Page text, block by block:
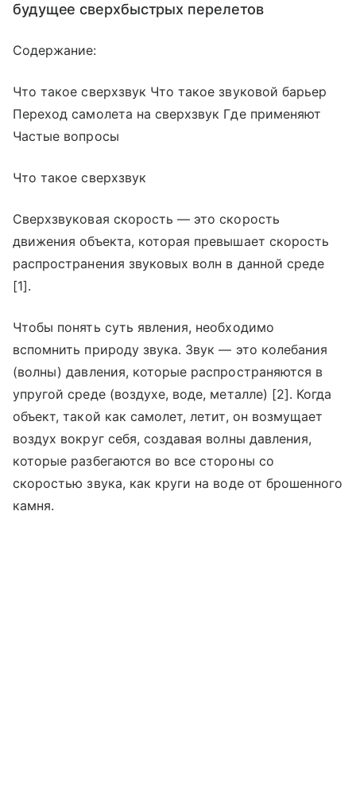
будущее сверхбыстрых перелетов
Содержание:
Что такое сверхзвук Что такое звуковой барьер
Переход самолета на сверхзвук Где применяют
Частые вопросы
Что такое сверхзвук
Сверхзвуковая скорость — это скорость
движения объекта, которая превышает скорость
распространения звуковых волн в данной среде
[1].
Чтобы понять суть явления, необходимо
вспомнить природу звука. Звук — это колебания
(волны) давления, которые распространяются в
упругой среде (воздухе, воде, металле) [2]. Когда
объект, такой как самолет, летит, он возмущает
воздух вокруг себя, создавая волны давления,
которые разбегаются во все стороны со
скоростью звука, как круги на воде от брошенного
камня.